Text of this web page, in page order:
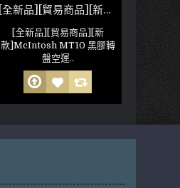
[全新品][貿易商品][新款]McIntosh MT10 黑膠轉盤
[全新品][貿易商品][新
款]McIntosh MT10 黑膠轉
盤空運..
[全新
款